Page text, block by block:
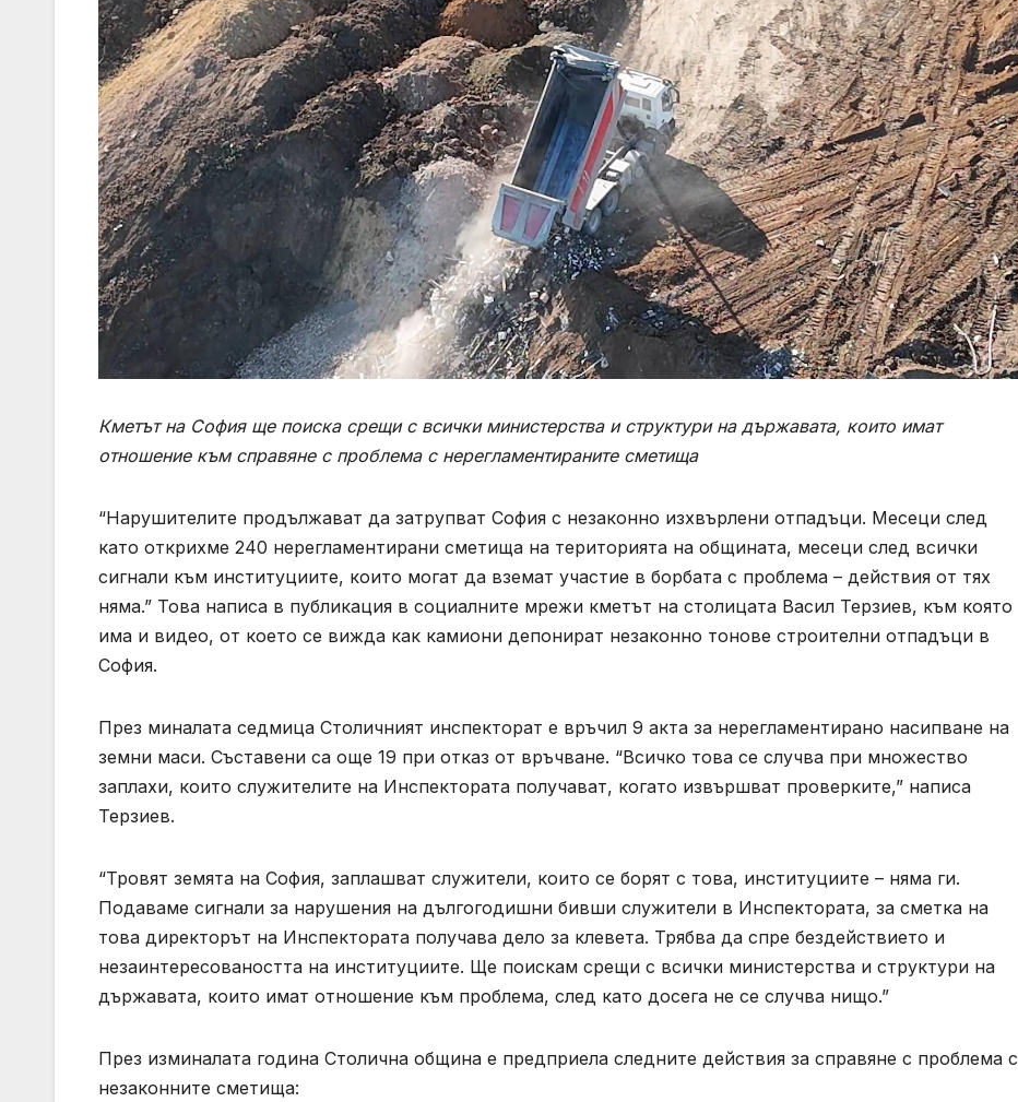
Кметът на София ще поиска срещи с всички министерства и структури на държавата, които имат
отношение към справяне с проблема с нерегламентираните сметища
“Нарушителите продължават да затрупват София с незаконно изхвърлени отпадъци. Месеци след
като открихме 240 нерегламентирани сметища на територията на общината, месеци след всички
сигнали към институциите, които могат да вземат участие в борбата с проблема – действия от тях
няма.” Това написа в публикация в социалните мрежи кметът на столицата Васил Терзиев, към която
има и видео, от което се вижда как камиони депонират незаконно тонове строителни отпадъци в
София.
През миналата седмица Столичният инспекторат е връчил 9 акта за нерегламентирано насипване на
земни маси. Съставени са още 19 при отказ от връчване. “Всичко това се случва при множество
заплахи, които служителите на Инспектората получават, когато извършват проверките,” написа
Терзиев.
“Тровят земята на София, заплашват служители, които се борят с това, институциите – няма ги.
Подаваме сигнали за нарушения на дългогодишни бивши служители в Инспектората, за сметка на
това директорът на Инспектората получава дело за клевета. Трябва да спре бездействието и
незаинтересоваността на институциите. Ще поискам срещи с всички министерства и структури на
държавата, които имат отношение към проблема, след като досега не се случва нищо.”
През изминалата година Столична община е предприела следните действия за справяне с проблема с
незаконните сметища: